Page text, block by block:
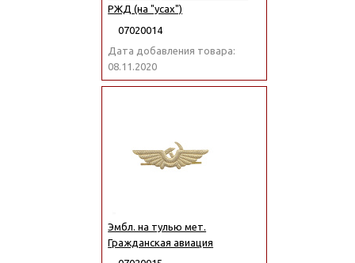
РЖД (на "усах")
07020014
Дата добавления товара:
08.11.2020
Эмбл. на тулью мет.
Гражданская авиация